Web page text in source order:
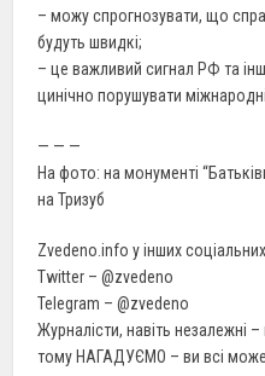
– можу спрогнозувати, що
будуть швидкі;
– це важливий сигнал РФ та
цинічно порушувати
— — —
На фото: на монументі
на Тризуб
Zvedeno.info у інших
Twitter – @zvedeno
Telegram – @zvedeno
Журналісти, навіть незалежні
тому НАГАДУЄМО – ви всі